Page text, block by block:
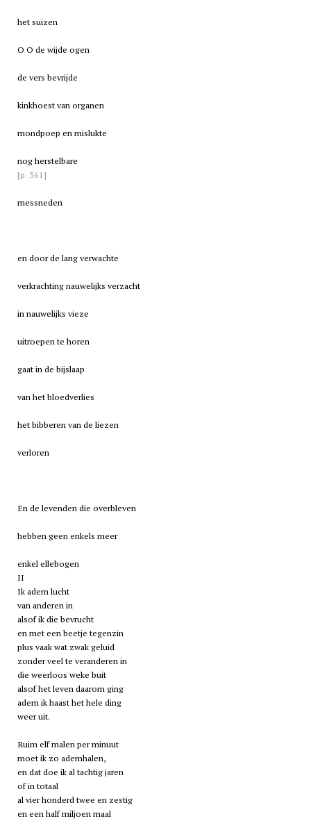
het suizen
O O de wijde ogen
de vers bevrijde
kinkhoest van organen
mondpoep en mislukte
nog herstelbare
[p. 361]
messneden
en door de lang verwachte
verkrachting nauwelijks verzacht
in nauwelijks vieze
uitroepen te horen
gaat in de bijslaap
van het bloedverlies
het bibberen van de liezen
verloren
En de levenden die overbleven
hebben geen enkels meer
enkel ellebogen
II
Ik adem lucht
van anderen in
alsof ik die bevrucht
en met een beetje tegenzin
plus vaak wat zwak geluid
zonder veel te veranderen in
die weerloos weke buit
alsof het leven daarom ging
adem ik haast het hele ding
weer uit.
Ruim elf malen per minuut
moet ik zo ademhalen,
en dat doe ik al tachtig jaren
of in totaal
al vier honderd twee en zestig
en een half miljoen maal